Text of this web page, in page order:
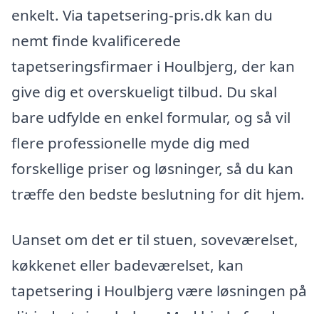
enkelt. Via tapetsering-pris.dk kan du
nemt finde kvalificerede
tapetseringsfirmaer i Houlbjerg, der kan
give dig et overskueligt tilbud. Du skal
bare udfylde en enkel formular, og så vil
flere professionelle myde dig med
forskellige priser og løsninger, så du kan
træffe den bedste beslutning for dit hjem.
Uanset om det er til stuen, soveværelset,
køkkenet eller badeværelset, kan
tapetsering i Houlbjerg være løsningen på